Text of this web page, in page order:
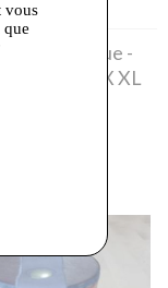
Ludique -
MULTIJEUX XL
(TAILLE 3
vous